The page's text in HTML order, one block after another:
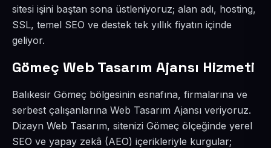
sitesi işini baştan sona üstleniyoruz; alan adı, hosting,
SSL, temel SEO ve destek tek yıllık fiyatın içinde
geliyor.
Gömeç Web Tasarım Ajansı Hizmeti
Balıkesir Gömeç bölgesinin esnafına, firmalarına ve
serbest çalışanlarına Web Tasarım Ajansı veriyoruz.
Dizayn Web Tasarım, sitenizi Gömeç ölçeğinde yerel
SEO ve yapay zekâ (AEO) içerikleriyle kurgular;